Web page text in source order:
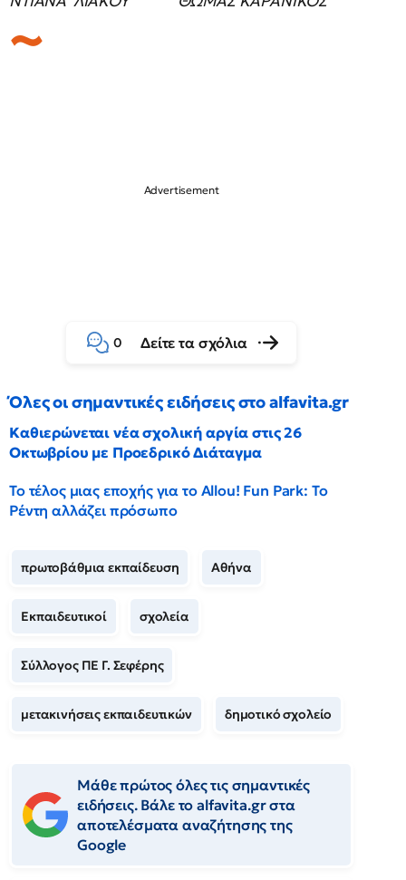
0 Δείτε τα σχόλια
Όλες οι σημαντικές ειδήσεις στο alfavita.gr
Καθιερώνεται νέα σχολική αργία στις 26
Οκτωβρίου με Προεδρικό Διάταγμα
Το τέλος μιας εποχής για το Allou! Fun Park: Το
Ρέντη αλλάζει πρόσωπο
πρωτοβάθμια εκπαίδευση Αθήνα
Εκπαιδευτικοί σχολεία
Σύλλογος ΠΕ Γ. Σεφέρης
μετακινήσεις εκπαιδευτικών δημοτικό σχολείο
Μάθε πρώτος όλες τις σημαντικές
ειδήσεις. Βάλε το alfavita.gr στα
αποτελέσματα αναζήτησης της
Google